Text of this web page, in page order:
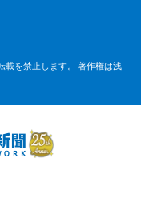
載を禁止します。 著作権は浅